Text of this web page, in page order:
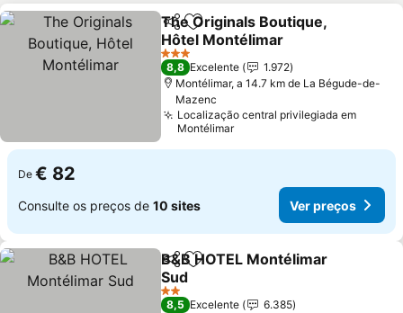
PartilharAdicionar aos favoritos
The Originals Boutique,
Hôtel Montélimar
Ver preços
3 Estrelas
8,8 Excelente
1.972
Montélimar, a 14.7 km de La Bégude-de-
Mazenc
Localização central privilegiada em
Montélimar
De € 82
Consulte os preços de 10 sites Ver preços
PartilharAdicionar aos favoritos
B&B HOTEL Montélimar
Sud
Ver preços
2 Estrelas
8,5 Excelente
6.385